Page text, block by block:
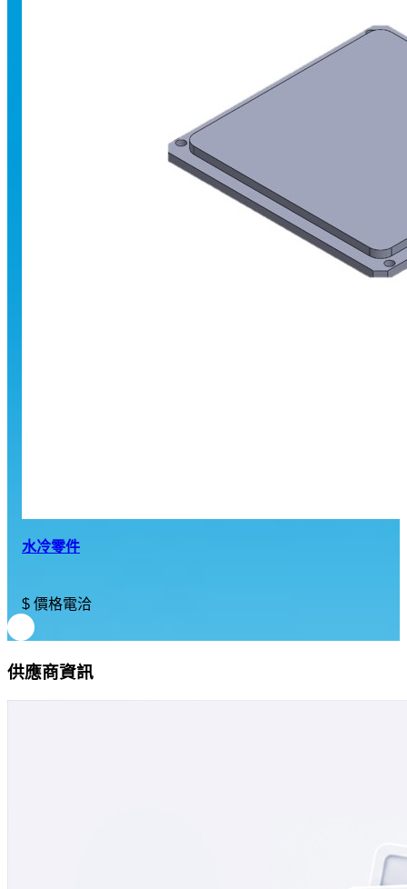
水冷零件
$ 價格電洽
供應商資訊